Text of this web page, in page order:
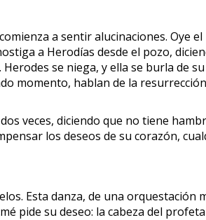
a sentir alucinaciones. Oye
a Herodías desde el pozo,
se niega, y ella se burla de
momento, hablan de la
veces, diciendo que no tiene
los deseos de su corazón,
Esta danza, de una orquestación
pide su deseo: la cabeza del